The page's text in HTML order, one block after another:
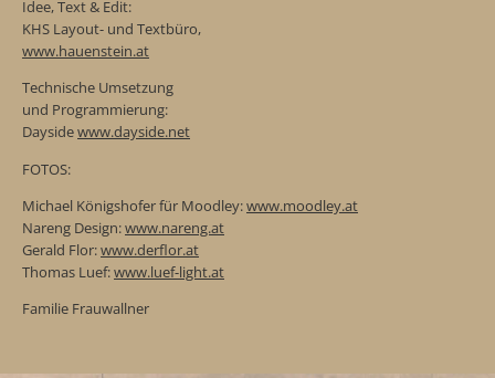
Idee, Text & Edit:
KHS Layout- und Textbüro,
www.hauenstein.at
Technische Umsetzung
und Programmierung:
Daysidewww.dayside.net
FOTOS:
Michael Königshofer für Moodley:www.moodley.at
Nareng Design:www.nareng.at
Gerald Flor:www.derflor.at
Thomas Luef:www.luef-light.at
Familie Frauwallner